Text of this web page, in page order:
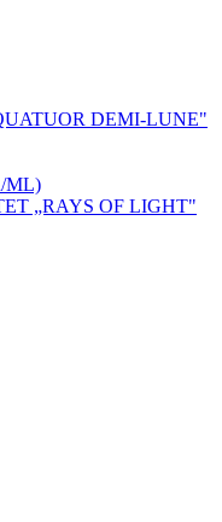
DEMI-LUNE"
ML)
„RAYS OF LIGHT"